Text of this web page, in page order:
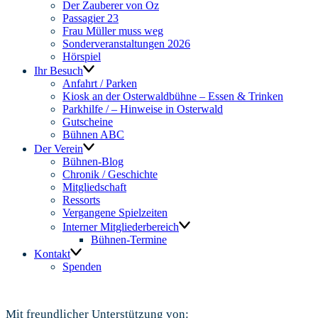
Der Zauberer von Oz
Passagier 23
Frau Müller muss weg
Sonderveranstaltungen 2026
Hörspiel
Ihr Besuch
Anfahrt / Parken
Kiosk an der Osterwaldbühne – Essen & Trinken
Parkhilfe / – Hinweise in Osterwald
Gutscheine
Bühnen ABC
Der Verein
Bühnen-Blog
Chronik / Geschichte
Mitgliedschaft
Ressorts
Vergangene Spielzeiten
Interner Mitgliederbereich
Bühnen-Termine
Kontakt
Spenden
Mit freundlicher Unterstützung von: